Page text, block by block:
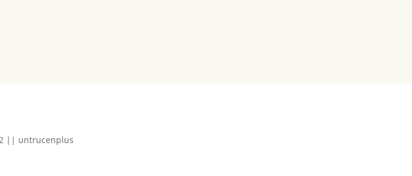
|| untrucenplus